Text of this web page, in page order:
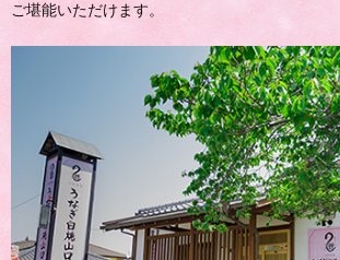
ご堪能いただけます。